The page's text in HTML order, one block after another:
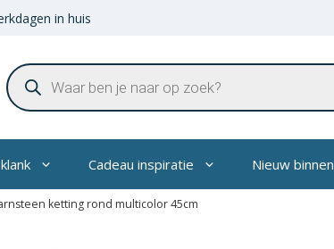
in huis
Producten
zoeken
Cadeau inspiratie Nieuw binnen
ketting rond multicolor 45cm